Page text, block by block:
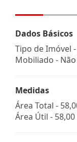
Dados Básicos
Tipo de Imóvel
Mobiliado - Não
Medidas
Área Total -
Área Útil - 58,00